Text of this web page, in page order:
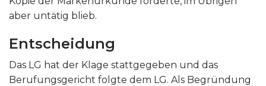
aber untätig blieb.
Entscheidung
Das LG hat der Klage stattgegeben und das
Berufungsgericht folgte dem LG. Als Begründung